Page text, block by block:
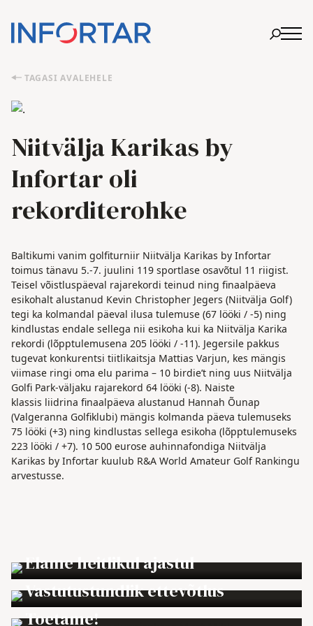
TAGASI AVALEHELE
Niitvälja Karikas by
Infortar oli
rekorditerohke
Baltikumi vanim golfiturniir Niitvälja Karikas by Infortar
toimus tänavu 5.-7. juulini 119 sportlase osavõtul 11 riigist.
Teisel võistluspäeval rajarekordi teinud ning finaalpäeva
esikohalt alustanud Kevin Christopher Jegers (Niitvälja Golf)
tegi ka kolmandal päeval ilusa tulemuse (67 lööki / -5) ning
kindlustas endale sellega nii esikoha kui ka Niitvälja Karika
rekordi (lõpptulemusena 205 lööki / -11). Jegersile pakkus
tugevat konkurentsi tiitlikaitsja Mattias Varjun, kes mängis
viimase ringi oma elu parima – 10 birdie’t ning uus Niitvälja
Golfi Park-väljaku rajarekord 64 lööki (-8). Naiste
klassis liidrina finaalpäeva alustanud Hannah Õunap
(Valgeranna Golfiklubi) mängis kolmanda päeva tulemuseks
75 lööki (+3) ning kindlustas sellega esikoha (lõpptulemuseks
223 lööki / +7). 10 500 eurose auhinnafondiga Niitvälja
Karikas by Infortar kuulub R&A World Amateur Golf Rankingu
arvestusse.
Elame heitlikul ajastul
Vastutustundlik ettevõtlus
→
Toetame!
→